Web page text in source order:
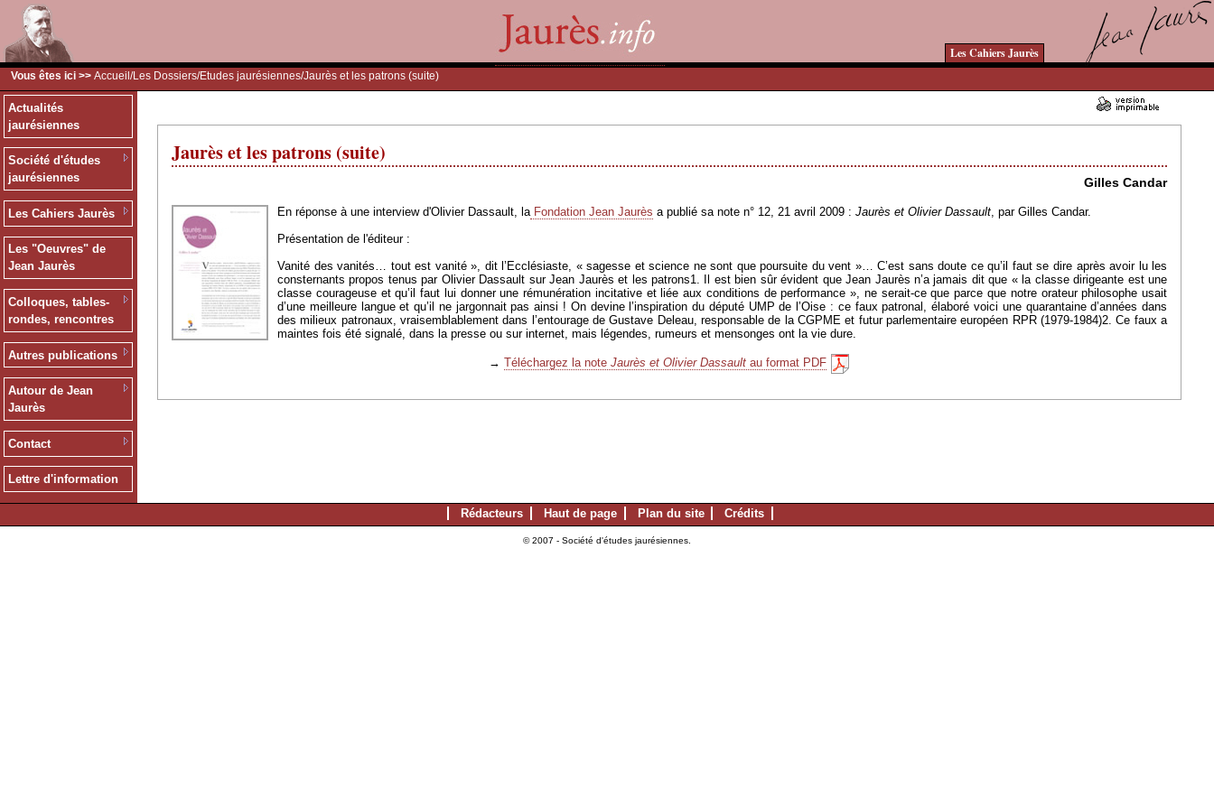
Les Cahiers Jaurès
Vous êtes ici >> Accueil /Les Dossiers/Etudes jaurésiennes/Jaurès et les patrons (suite)
Actualités
jaurésiennes
Société d'études
jaurésiennes
Les Cahiers Jaurès
Les "Oeuvres" de
Jean Jaurès
Colloques, tables-
rondes, rencontres
Autres publications
Autour de Jean
Jaurès
Contact
Lettre d'information
Jaurès et les patrons (suite)
Gilles Candar
En réponse à une interview d'Olivier Dassault, la Fondation Jean Jaurès a publié sa note n° 12, 21 avril 2009 : Jaurès et Olivier Dassault , par Gilles Candar.
Présentation de l'éditeur :
Vanité des vanités… tout est vanité », dit l’Ecclésiaste, « sagesse et science ne sont que poursuite du vent »… C’est sans doute ce qu’il faut se dire après avoir lu les
consternants propos tenus par Olivier Dassault sur Jean Jaurès et les patrons1. Il est bien sûr évident que Jean Jaurès n’a jamais dit que « la classe dirigeante est une
classe courageuse et qu’il faut lui donner une rémunération incitative et liée aux conditions de performance », ne serait-ce que parce que notre orateur philosophe usait
d’une meilleure langue et qu’il ne jargonnait pas ainsi ! On devine l’inspiration du député UMP de l’Oise : ce faux patronal, élaboré voici une quarantaine d’années dans
des milieux patronaux, vraisemblablement dans l’entourage de Gustave Deleau, responsable de la CGPME et futur parlementaire européen RPR (1979-1984)2. Ce faux a
maintes fois été signalé, dans la presse ou sur internet, mais légendes, rumeurs et mensonges ont la vie dure.
→Téléchargez la noteJaurès et Olivier Dassaultau format PDF
Rédacteurs Haut de page Plan du site Crédits
© 2007 - Société d'études jaurésiennes.